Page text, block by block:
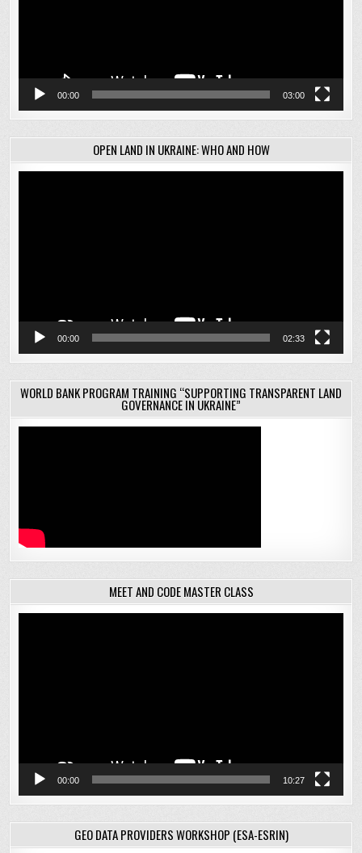
00:00 03:00
OPEN LAND IN UKRAINE: WHO AND HOW
00:00 02:33
WORLD BANK PROGRAM TRAINING “SUPPORTING TRANSPARENT LAND
GOVERNANCE IN UKRAINE”
MEET AND CODE MASTER CLASS
00:00 10:27
GEO DATA PROVIDERS WORKSHOP (ESA-ESRIN)